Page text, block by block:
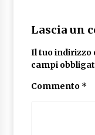
Lascia un
Il tuo indirizzo
campi
Commento *